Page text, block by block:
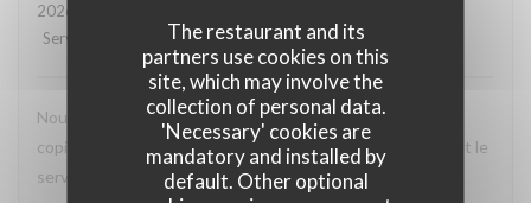
The restaurant and its
partners use cookies on this
site, which may involve the
collection of personal data.
'Necessary' cookies are
mandatory and installed by
default. Other optional
2026-07-12
Service
Ambiance : 4/5 Food: 5 /5 Value:
Nous avons testé le Sister's café pour un brunch entre
copines et n'avons pas été déçues : le menu est copieux et le
service très agréable.